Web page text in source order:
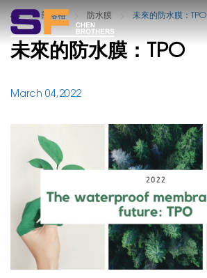
部落格 防水膜 未來的防水膜：TPO
未來的防水膜：TPO
March 04,2022